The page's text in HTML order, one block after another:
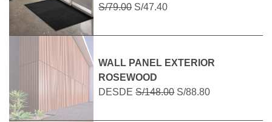
S/79.00S/47.40
WALL PANEL EXTERIOR
ROSEWOOD
DESDES/148.00S/88.80